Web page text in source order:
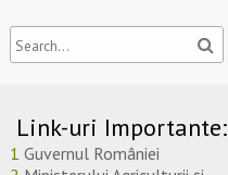
Link-uri Importante:
1 Guvernul României